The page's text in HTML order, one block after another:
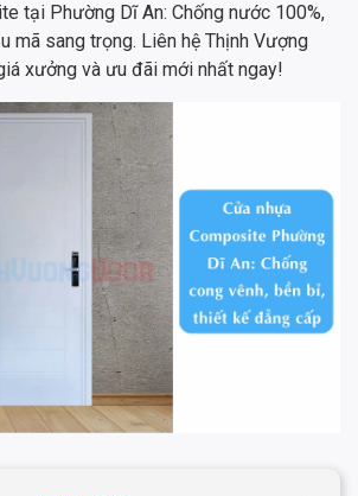
tại Phường Dĩ An: Chống nước 100%,
mã sang trọng. Liên hệ Thịnh Vượng
xưởng và ưu đãi mới nhất ngay!